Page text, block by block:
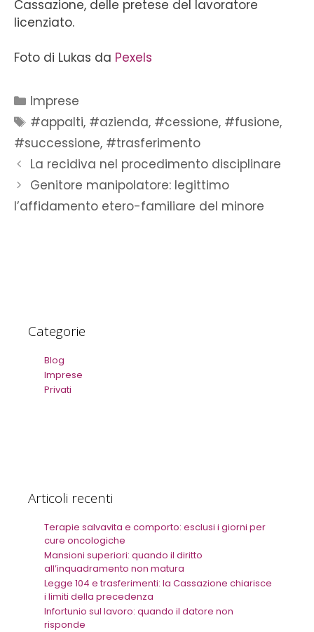
Cassazione, delle pretese del lavoratore
licenziato.
Foto di Lukas da Pexels
Imprese
#appalti, #azienda, #cessione, #fusione,
#successione, #trasferimento
La recidiva nel procedimento disciplinare
Genitore manipolatore: legittimo
l’affidamento etero-familiare del minore
Categorie
Blog
Imprese
Privati
Articoli recenti
Terapie salvavita e comporto: esclusi i giorni per
cure oncologiche
Mansioni superiori: quando il diritto
all’inquadramento non matura
Legge 104 e trasferimenti: la Cassazione chiarisce
i limiti della precedenza
Infortunio sul lavoro: quando il datore non
risponde